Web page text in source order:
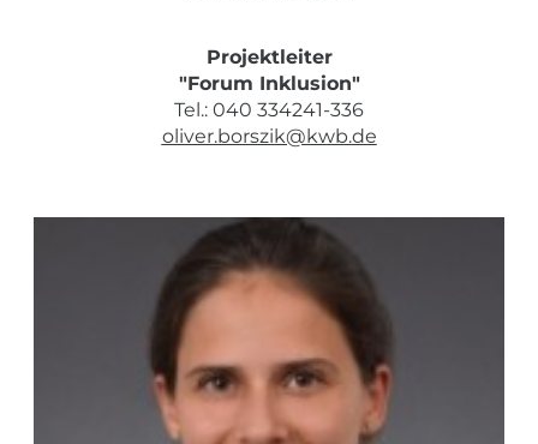
Projektleiter
"Forum Inklusion"
Tel.: 040 334241-336
oliver.borszik@kwb.de